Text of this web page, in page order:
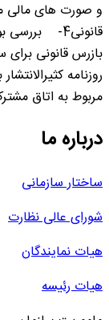
روزنامه
مربوط به اتاق
درباره ما
ساختار سازمانی
شورای عالی نظارت
هیات نمایندگان
هیات رئیسه